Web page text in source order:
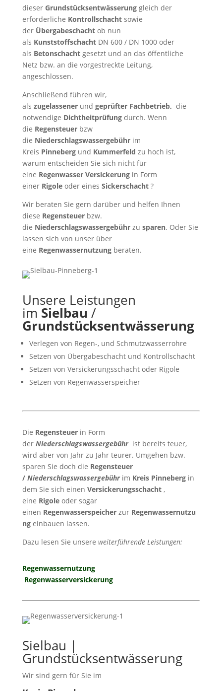
dieser Grundstücksentwässerunggleich der
erforderliche Kontrollschachtsowie
der Übergabeschachtob nun
als KunststoffschachtDN 600 / DN 1000 oder
als Betonschacht gesetzt und an das öffentliche
Netz bzw. an die vorgestreckte Leitung,
angeschlossen.
Anschließend führen wir,
als zugelassenerund geprüfter Fachbetrieb, die
notwendige Dichtheitprüfungdurch. Wenn
die Regensteuerbzw
die Niederschlagswassergebühr im
Kreis Pinnebergund Kummerfeld zu hoch ist,
warum entscheiden Sie sich nicht für
eine Regenwasser Versickerungin Form
einer Rigole oder eines Sickerschacht?
Wir beraten Sie gern darüber und helfen Ihnen
diese Regensteuerbzw.
die Niederschlagswassergebühr zu sparen. Oder Sie
lassen sich von unser über
eine Regenwassernutzungberaten.
Unsere Leistungen
im Sielbau /
Grundstücksentwässerung
Verlegen von Regen-, und Schmutzwasserrohre
Setzen von Übergabeschacht und Kontrollschacht
Setzen von Versickerungsschacht oder Rigole
Setzen von Regenwasserspeicher
Die Regensteuer in Form
der Niederschlagswassergebühr ist bereits teuer,
wird aber von Jahr zu Jahr teurer. Umgehen bzw.
sparen Sie doch die Regensteuer
/ Niederschlagswassergebührim Kreis Pinnebergin
dem Sie sich einen Versickerungsschacht,
eine Rigoleoder sogar
einen Regenwasserspeicherzur Regenwassernutzu
ng einbauen lassen.
Dazu lesen Sie unsere weiterführende Leistungen:
Regenwassernutzung
Regenwasserversickerung
Sielbau |
Grundstücksentwässerung
Wir sind gern für Sie im